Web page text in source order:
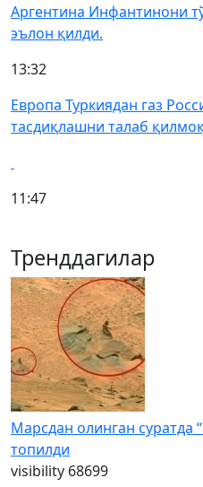
Аргентина Инфантинони
эълон қилди.
13:32
Европа Туркиядан газ
тасдиқлашни талаб
11:47
Тренддагилар
Марсдан олинган суратда
топилди
visibility 68699